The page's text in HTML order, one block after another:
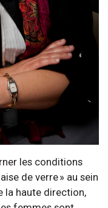
les conditions
de verre » au sein
la haute direction,